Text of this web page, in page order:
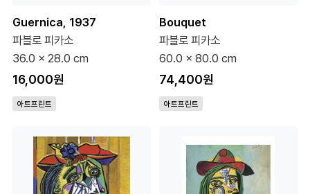
Guernica, 1937
파블로 피카소
36.0 x 28.0 cm
16,000원
아트프린트
Bouquet
파블로 피카소
60.0 x 80.0 cm
74,400원
아트프린트